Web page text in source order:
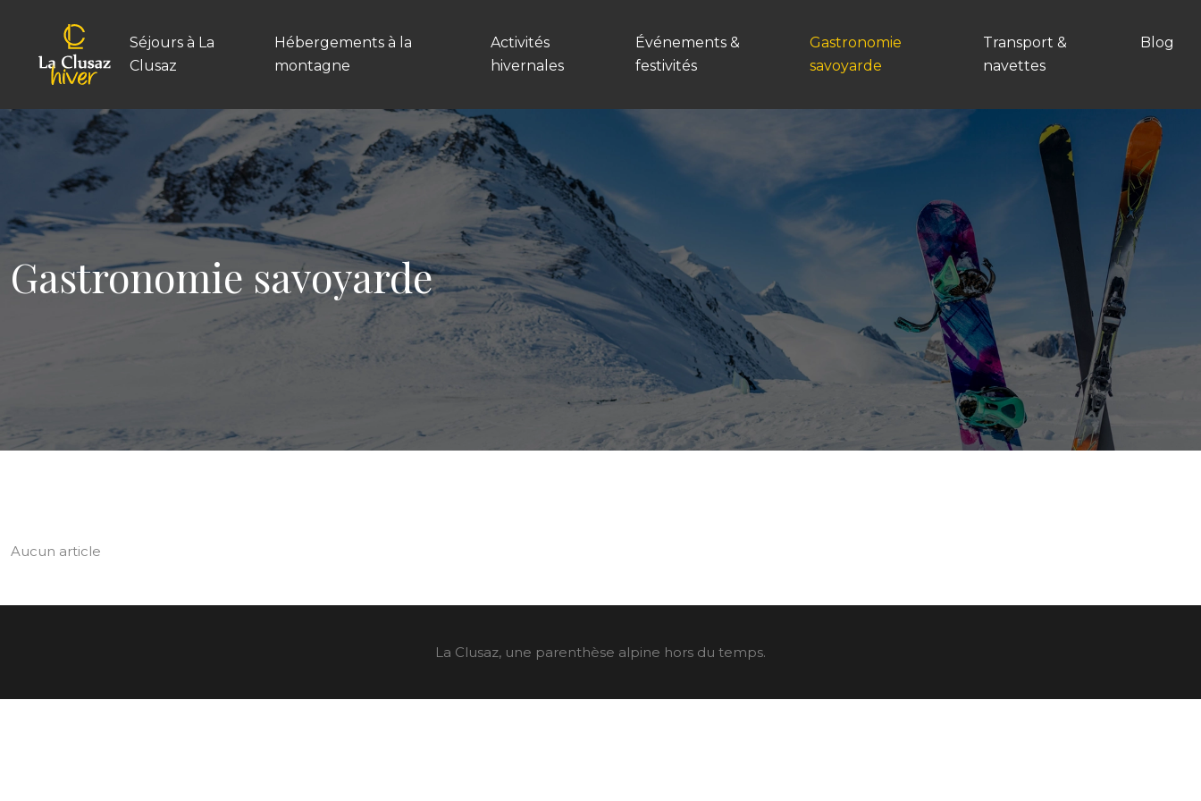
Séjours à La
Clusaz
Hébergements à la
montagne
Activités
hivernales
Événements &
festivités
Gastronomie
savoyarde
Transport &
navettes
Blog
Gastronomie savoyarde
Aucun article
La Clusaz, une parenthèse alpine hors du temps.